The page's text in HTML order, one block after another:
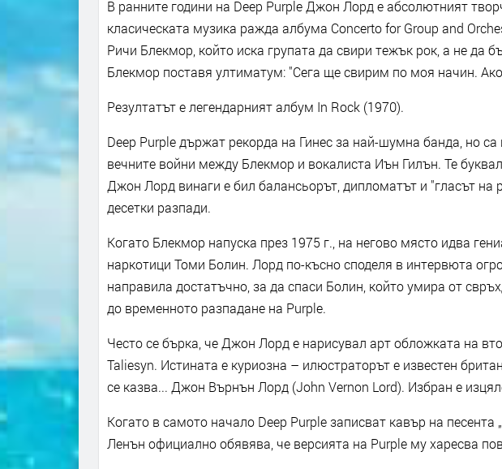
В ранните години на Deep Purple Джон Лорд е абсолютният
класическата музика ражда албума Concerto for Group and
Ричи Блекмор, който иска групата да свири тежък рок, а не да
Блекмор поставя ултиматум: "Сега ще свирим по моя начин.
Резултатът е легендарният албум In Rock (1970).
Deep Purple държат рекорда на Гинес за най-шумна банда, но
вечните войни между Блекмор и вокалиста Иън Гилън. Те
Джон Лорд винаги е бил балансьорът, дипломатът и "гласът на
десетки разпади.
Когато Блекмор напуска през 1975 г., на негово място идва
наркотици Томи Болин. Лорд по-късно споделя в интервюта
направила достатъчно, за да спаси Болин, който умира от
до временното разпадане на Purple.
Често се бърка, че Джон Лорд е нарисувал арт обложката на
Taliesyn. Истината е куриозна – илюстраторът е известен
се казва... Джон Върнън Лорд (John Vernon Lord). Избран е
Когато в самото начало Deep Purple записват кавър на
Ленън официално обявява, че версията на Purple му харесва